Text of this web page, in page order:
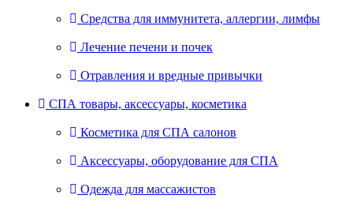
Средства для иммунитета, аллергии, лимфы
Лечение печени и почек
Отравления и вредные привычки
СПА товары, аксессуары, косметика
Косметика для СПА салонов
Аксессуары, оборудование для СПА
Одежда для массажистов